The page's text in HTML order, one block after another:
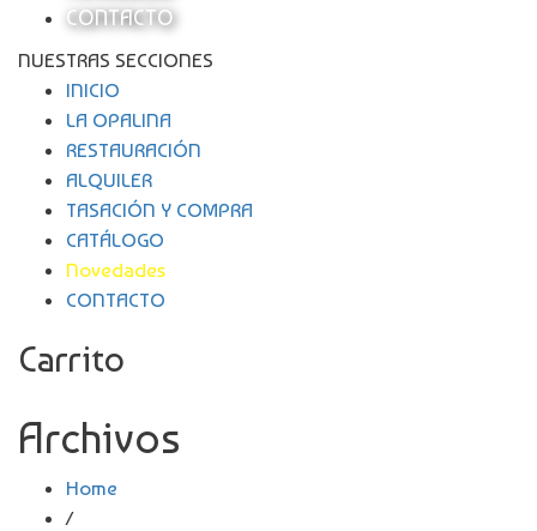
CONTACTO
NUESTRAS SECCIONES
INICIO
LA OPALINA
RESTAURACIÓN
ALQUILER
TASACIÓN Y COMPRA
CATÁLOGO
Novedades
CONTACTO
Carrito
Archivos
Home
/